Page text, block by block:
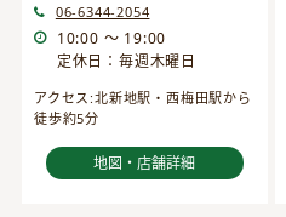
06-6344-2054
10:00 ～ 19:00
定休日：毎週木曜日
アクセス:北新地駅・西梅田駅から
徒歩約5分
地図・店舗詳細